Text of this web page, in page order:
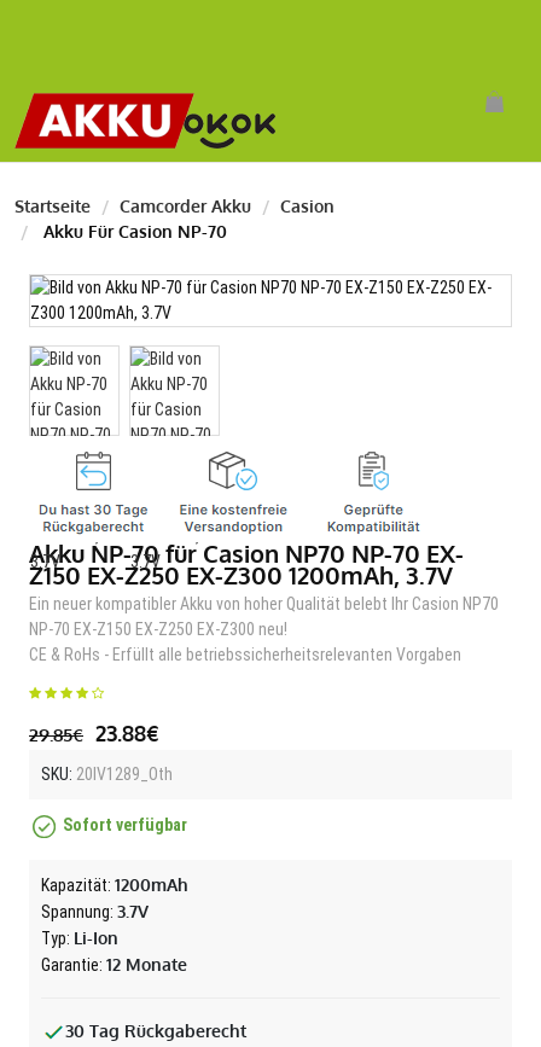
Startseite Camcorder Akku
Casion
Akku Für Casion NP-70
Akku NP-70 für Casion NP70 NP-70 EX-
Z150 EX-Z250 EX-Z300 1200mAh, 3.7V
Ein neuer kompatibler Akku von hoher Qualität belebt Ihr Casion NP70
NP-70 EX-Z150 EX-Z250 EX-Z300 neu!
CE & RoHs - Erfüllt alle betriebssicherheitsrelevanten Vorgaben
29.85€ 23.88€
SKU: 20IV1289_Oth
Sofort verfügbar
Kapazität: 1200mAh
Spannung: 3.7V
Typ: Li-Ion
Garantie: 12 Monate
30 Tag Rückgaberecht